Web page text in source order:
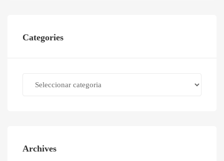
Categories
Archives